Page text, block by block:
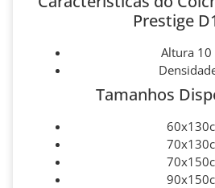
Prestige
Altura 10
Tamanhos